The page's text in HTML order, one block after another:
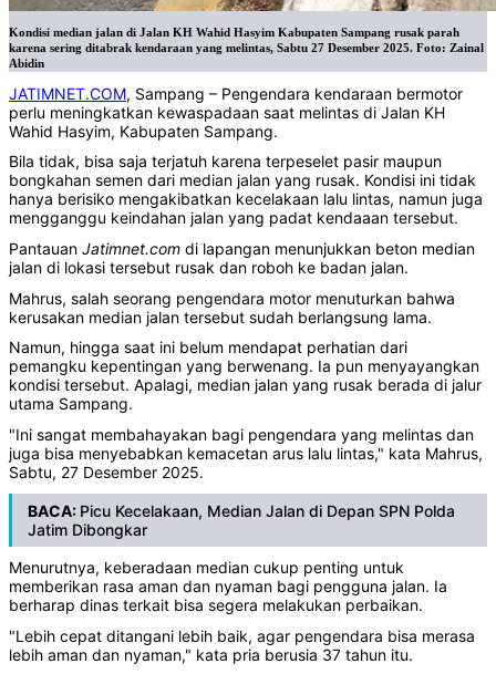
Kondisi median jalan di Jalan KH Wahid Hasyim Kabupaten Sampang rusak parah
karena sering ditabrak kendaraan yang melintas, Sabtu 27 Desember 2025. Foto: Zainal
Abidin
JATIMNET.COM, Sampang – Pengendara kendaraan bermotor
perlu meningkatkan kewaspadaan saat melintas di Jalan KH
Wahid Hasyim, Kabupaten Sampang.
Bila tidak, bisa saja terjatuh karena terpeselet pasir maupun
bongkahan semen dari median jalan yang rusak. Kondisi ini tidak
hanya berisiko mengakibatkan kecelakaan lalu lintas, namun juga
mengganggu keindahan jalan yang padat kendaaan tersebut.
Pantauan Jatimnet.com di lapangan menunjukkan beton median
jalan di lokasi tersebut rusak dan roboh ke badan jalan.
Mahrus, salah seorang pengendara motor menuturkan bahwa
kerusakan median jalan tersebut sudah berlangsung lama.
Namun, hingga saat ini belum mendapat perhatian dari
pemangku kepentingan yang berwenang. Ia pun menyayangkan
kondisi tersebut. Apalagi, median jalan yang rusak berada di jalur
utama Sampang.
"Ini sangat membahayakan bagi pengendara yang melintas dan
juga bisa menyebabkan kemacetan arus lalu lintas," kata Mahrus,
Sabtu, 27 Desember 2025.
BACA: Picu Kecelakaan, Median Jalan di Depan SPN Polda
Jatim Dibongkar
Menurutnya, keberadaan median cukup penting untuk
memberikan rasa aman dan nyaman bagi pengguna jalan. Ia
berharap dinas terkait bisa segera melakukan perbaikan.
"Lebih cepat ditangani lebih baik, agar pengendara bisa merasa
lebih aman dan nyaman," kata pria berusia 37 tahun itu.